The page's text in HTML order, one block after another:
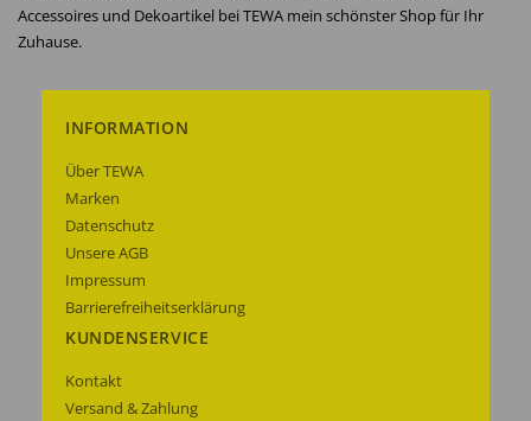
Accessoires und Dekoartikel bei TEWA mein schönster Shop für Ihr
Zuhause.
INFORMATION
Über TEWA
Marken
Datenschutz
Unsere AGB
Impressum
Barrierefreiheitserklärung
KUNDENSERVICE
Kontakt
Versand & Zahlung